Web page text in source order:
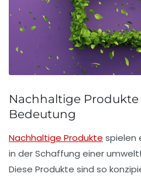
Nachhaltige
Bedeutung
Nachhaltige Produkte spielen
in der Schaffung einer
Diese Produkte sind so